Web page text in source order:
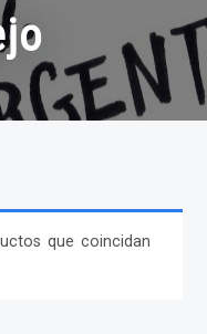
que coincidan